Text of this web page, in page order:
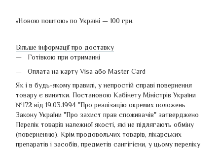
«Новою поштою» по Україні — 100 грн.
Більше інформації про доставку
Готівкою при отриманні
Оплата на карту Visa або Master Card
Як і в будь-якому правилі, у непростій справі повернення
товару є винятки. Постановою Кабінету Міністрів України
№172 від 19.03.1994 "Про реалізацію окремих положень
Закону України "Про захист прав споживачів" затверджено
Перелік товарів належної якості, які не підлягають обміну
(поверненню). Крім продовольчих товарів, лікарських
препаратів і засобів, предметів сангігієни, у цьому переліку